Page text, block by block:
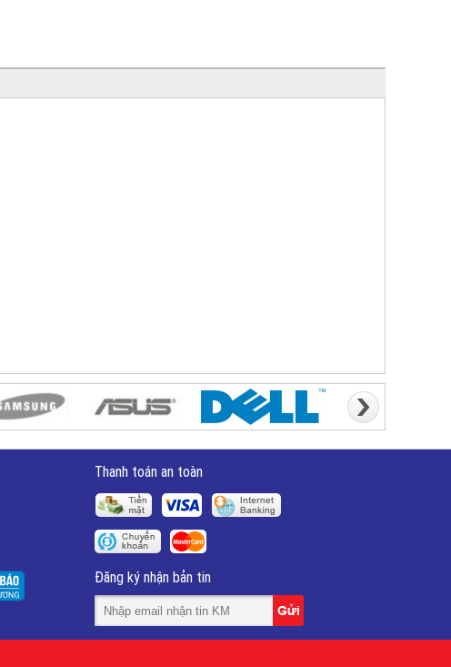
Thanh toán an toàn
Đăng ký nhận bản tin